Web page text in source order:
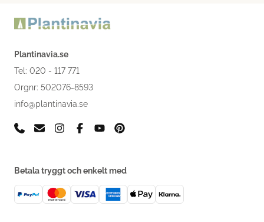
Plantinavia.se
Tel: 020 - 117 771
Orgnr: 502076-8593
info@plantinavia.se
Betala tryggt och enkelt med